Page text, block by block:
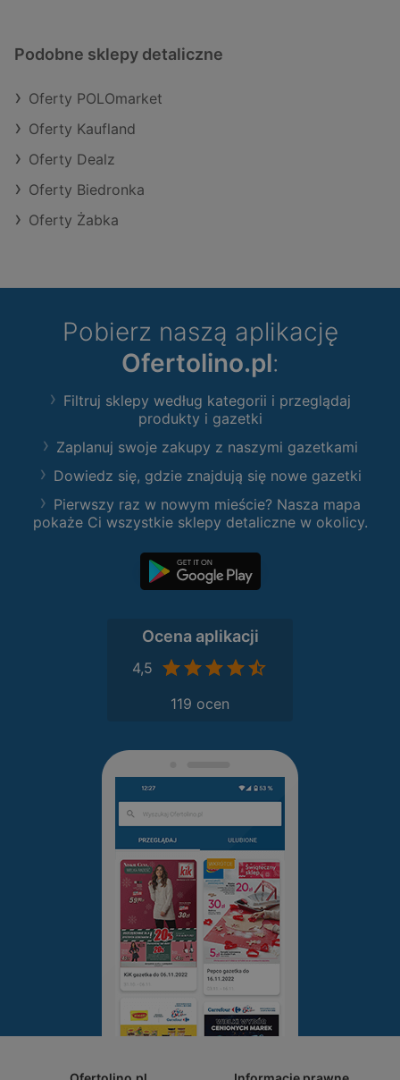
Podobne sklepy detaliczne
Oferty POLOmarket
Oferty Kaufland
Oferty Dealz
Oferty Biedronka
Oferty Żabka
Pobierz naszą aplikację
Ofertolino.pl:
Filtruj sklepy według kategorii i przeglądaj
produkty i gazetki
Zaplanuj swoje zakupy z naszymi gazetkami
Dowiedz się, gdzie znajdują się nowe gazetki
Pierwszy raz w nowym mieście? Nasza mapa
pokaże Ci wszystkie sklepy detaliczne w okolicy.
Ocena aplikacji
4,5
119 ocen